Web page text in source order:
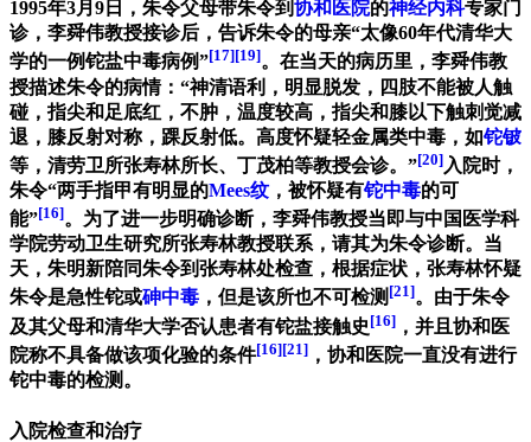
1995年3月9日，朱令父母带朱令到协和医院的神经内科专家门
诊，李舜伟教授接诊后，告诉朱令的母亲“太像60年代清华大
学的一例铊盐中毒病例”[17][19]。在当天的病历里，李舜伟教
授描述朱令的病情：“神清语利，明显脱发，四肢不能被人触
碰，指尖和足底红，不肿，温度较高，指尖和膝以下触刺觉减
退，膝反射对称，踝反射低。高度怀疑轻金属类中毒，如铊铍
等，清劳卫所张寿林所长、丁茂柏等教授会诊。”[20] 入院时，
朱令“两手指甲有明显的Mees纹，被怀疑有铊中毒的可
能”[16]。为了进一步明确诊断，李舜伟教授当即与中国医学科
学院劳动卫生研究所张寿林教授联系，请其为朱令诊断。当
天，朱明新陪同朱令到张寿林处检查，根据症状，张寿林怀疑
朱令是急性铊或砷中毒 ，但是该所也不可检测 [21]。由于朱令
及其父母和清华大学否认患者有铊盐接触史 [16] ，并且协和医
院称不具备做该项化验的条件[16][21] ，协和医院一直没有进行
铊中毒的检测。
入院检查和治疗